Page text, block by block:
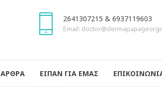
2641307215 & 6937119603
Email:
ΑΡΘΡΑ ΕΙΠΑΝ ΓΙΑ ΕΜΑΣ